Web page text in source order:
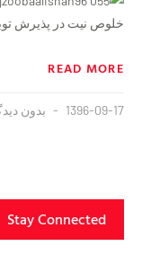
خلوص نیت در پذیرش
READ MORE
1396-09-17 بدون
Stay Connected